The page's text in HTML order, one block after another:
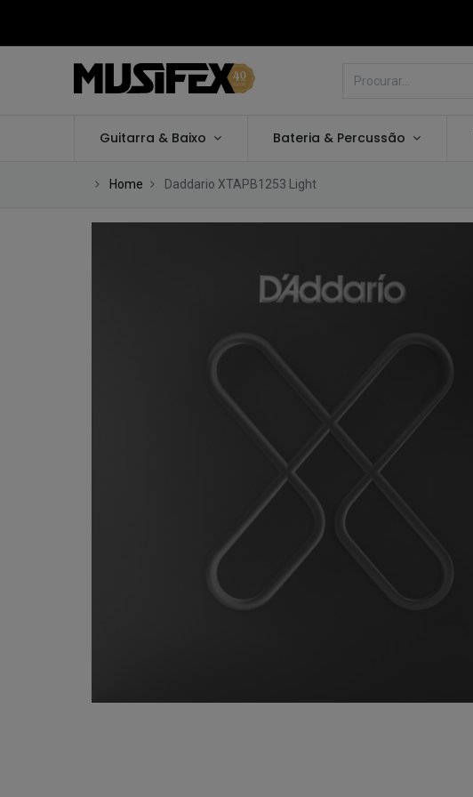
Guitarra & Baixo Bateria & Percussão
Home Daddario XTAPB1253 Light